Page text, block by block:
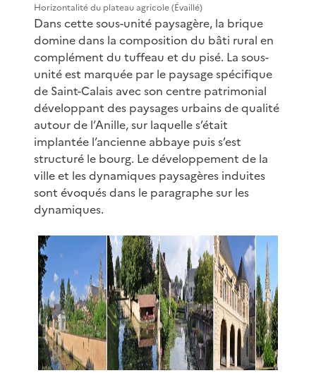
Horizontalité du plateau agricole (Évaillé)
Dans cette sous-unité paysagère, la brique
domine dans la composition du bâti rural en
complément du tuffeau et du pisé. La sous-
unité est marquée par le paysage spécifique
de Saint-Calais avec son centre patrimonial
développant des paysages urbains de qualité
autour de l’Anille, sur laquelle s’était
implantée l’ancienne abbaye puis s’est
structuré le bourg. Le développement de la
ville et les dynamiques paysagères induites
sont évoqués dans le paragraphe sur les
dynamiques.